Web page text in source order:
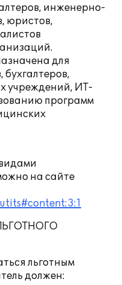
инженерно-
юристов,
для
учреждений, ИТ-
программ
на сайте
льготным
должен: